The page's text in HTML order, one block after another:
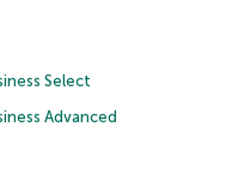
Select
Advanced